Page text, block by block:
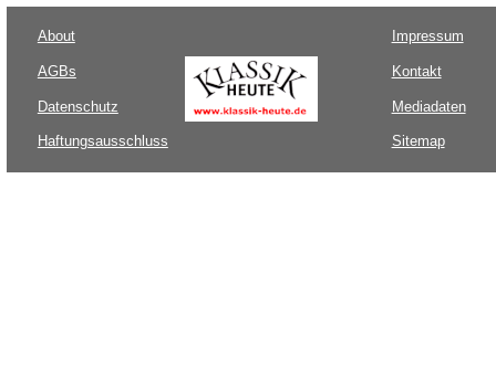
About
AGBs
Datenschutz
Haftungsausschluss
Impressum
Kontakt
Mediadaten
Sitemap